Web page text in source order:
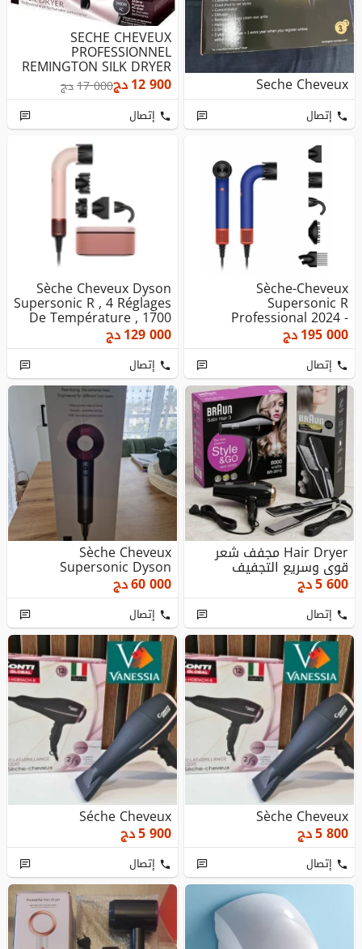
Seche Cheveux
إتصال
SECHE CHEVEUX
PROFESSIONNEL
REMINGTON SILK DRYER
REF AC9096 PUISSANCE ...
12 900دج17 000دج
إتصال
Sèche-Cheveux
Supersonic R
Professional 2024 -
1700W - 5 Accessoires -...
195 000دج
إتصال
Sèche Cheveux Dyson
Supersonic R , 4 Réglages
De Température , 1700
W ...
129 000دج
إتصال
Hair Dryer مجفف شعر
قوي وسريع التجفيف
5 600دج
إتصال
Sèche Cheveux
Supersonic Dyson
60 000دج
إتصال
Sèche Cheveux
5 800دج
إتصال
Séche Cheveux
5 900دج
إتصال